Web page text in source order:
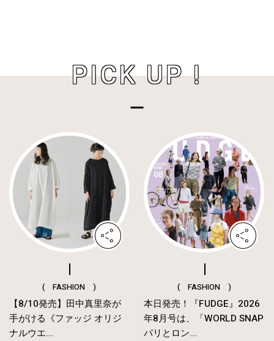
PICK UP !
( FASHION )
【8/10発売】田中真里奈が
手がける《ファッジ オリジ
ナルウエ...
( FASHION )
本日発売！『FUDGE』2026
年8月号は、「WORLD SNAP
パリとロン...